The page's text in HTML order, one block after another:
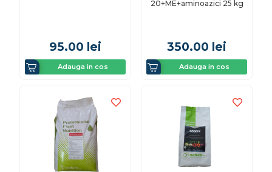
95.00 lei
Adauga in cos
20+ME+aminoazici 25 kg
350.00 lei
Adauga in cos